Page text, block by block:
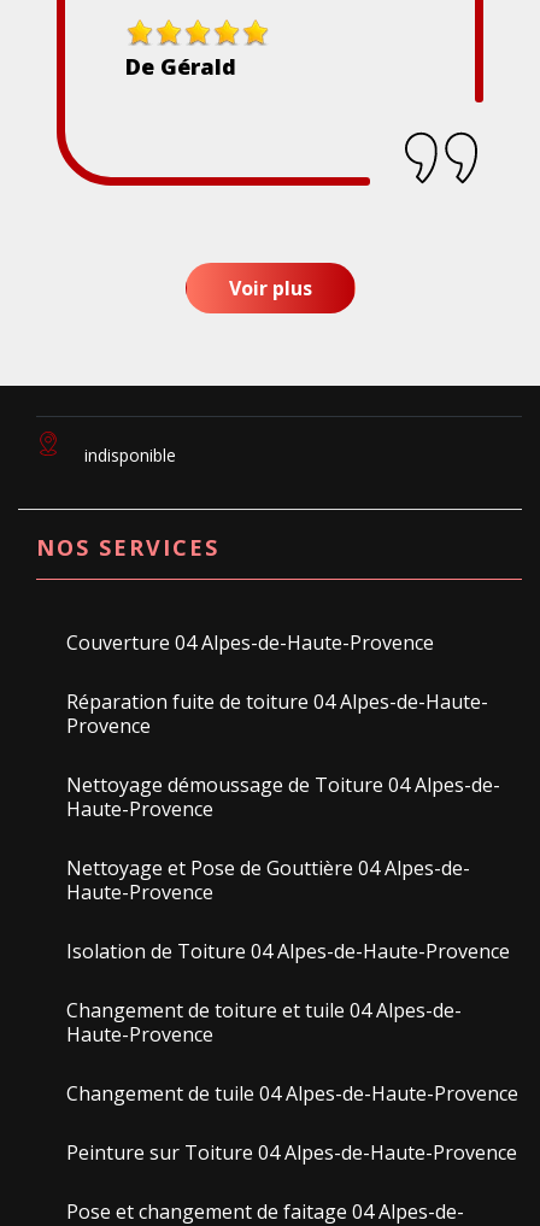
De Gérald
Voir plus
indisponible
NOS SERVICES
Couverture 04 Alpes-de-Haute-Provence
Réparation fuite de toiture 04 Alpes-de-Haute-
Provence
Nettoyage démoussage de Toiture 04 Alpes-de-
Haute-Provence
Nettoyage et Pose de Gouttière 04 Alpes-de-
Haute-Provence
Isolation de Toiture 04 Alpes-de-Haute-Provence
Changement de toiture et tuile 04 Alpes-de-
Haute-Provence
Changement de tuile 04 Alpes-de-Haute-Provence
Peinture sur Toiture 04 Alpes-de-Haute-Provence
Pose et changement de faitage 04 Alpes-de-